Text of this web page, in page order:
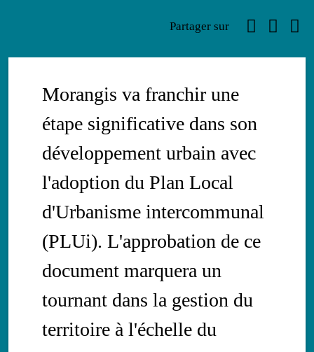
Partager sur
Facebook
Morangis va franchir une
étape significative dans son
développement urbain avec
l'adoption du Plan Local
d'Urbanisme intercommunal
(PLUi). L'approbation de ce
document marquera un
tournant dans la gestion du
territoire à l'échelle du